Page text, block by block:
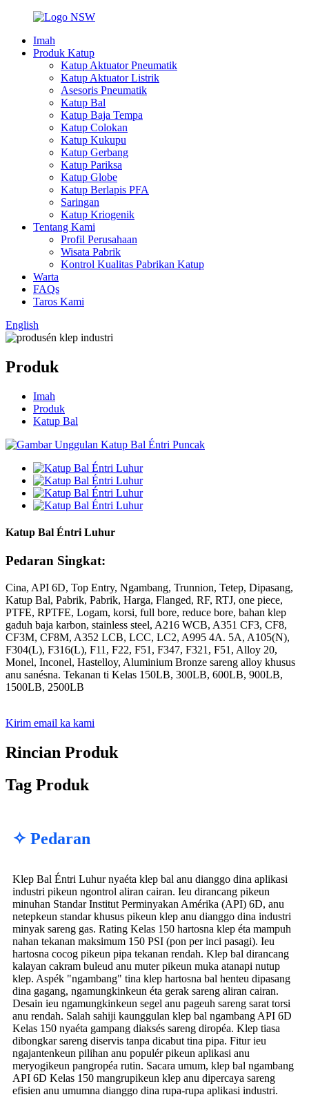
Imah
Produk Katup
Katup Aktuator Pneumatik
Katup Aktuator Listrik
Asesoris Pneumatik
Katup Bal
Katup Baja Tempa
Katup Colokan
Katup Kukupu
Katup Gerbang
Katup Pariksa
Katup Globe
Katup Berlapis PFA
Saringan
Katup Kriogenik
Tentang Kami
Profil Perusahaan
Wisata Pabrik
Kontrol Kualitas Pabrikan Katup
Warta
FAQs
Taros Kami
English
Produk
Imah
Produk
Katup Bal
Katup Bal Éntri Luhur
Pedaran Singkat:
Cina, API 6D, Top Entry, Ngambang, Trunnion, Tetep, Dipasang,
Katup Bal, Pabrik, Pabrik, Harga, Flanged, RF, RTJ, one piece,
PTFE, RPTFE, Logam, korsi, full bore, reduce bore, bahan klep
gaduh baja karbon, stainless steel, A216 WCB, A351 CF3, CF8,
CF3M, CF8M, A352 LCB, LCC, LC2, A995 4A. 5A, A105(N),
F304(L), F316(L), F11, F22, F51, F347, F321, F51, Alloy 20,
Monel, Inconel, Hastelloy, Aluminium Bronze sareng alloy khusus
anu sanésna. Tekanan ti Kelas 150LB, 300LB, 600LB, 900LB,
1500LB, 2500LB
Kirim email ka kami
Rincian Produk
Tag Produk
✧ Pedaran
Klep Bal Éntri Luhur nyaéta klep bal anu dianggo dina aplikasi
industri pikeun ngontrol aliran cairan. Ieu dirancang pikeun
minuhan Standar Institut Perminyakan Amérika (API) 6D, anu
netepkeun standar khusus pikeun klep anu dianggo dina industri
minyak sareng gas. Rating Kelas 150 hartosna klep éta mampuh
nahan tekanan maksimum 150 PSI (pon per inci pasagi). Ieu
hartosna cocog pikeun pipa tekanan rendah. Klep bal dirancang
kalayan cakram buleud anu muter pikeun muka atanapi nutup
klep. Aspék "ngambang" tina klep hartosna bal henteu dipasang
dina gagang, ngamungkinkeun éta gerak sareng aliran cairan.
Desain ieu ngamungkinkeun segel anu pageuh sareng sarat torsi
anu rendah. Salah sahiji kaunggulan klep bal ngambang API 6D
Kelas 150 nyaéta gampang diaksés sareng diropéa. Klep tiasa
dibongkar sareng diservis tanpa dicabut tina pipa. Fitur ieu
ngajantenkeun pilihan anu populér pikeun aplikasi anu
meryogikeun pangropéa rutin. Sacara umum, klep bal ngambang
API 6D Kelas 150 mangrupikeun klep anu dipercaya sareng
efisien anu umumna dianggo dina rupa-rupa aplikasi industri.